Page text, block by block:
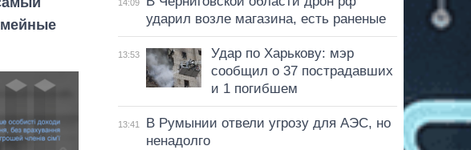
14:09
ударил возле магазина, есть раненые
13:53
Удар по Харькову: мэр
сообщил о 37 пострадавших
и 1 погибшем
13:41
В Румынии отвели угрозу для АЭС, но
ненадолго